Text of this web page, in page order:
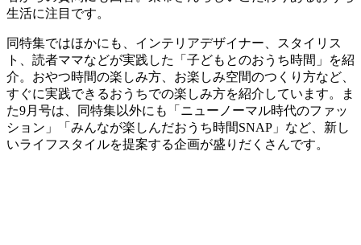
生活に注目です。
同特集ではほかにも、インテリアデザイナー、スタイリス
ト、読者ママなどが実践した「子どもとのおうち時間」を紹
介。おやつ時間の楽しみ方、お楽しみ空間のつくり方など、
すぐに実践できるおうちでの楽しみ方を紹介しています。ま
た9月号は、同特集以外にも「ニューノーマル時代のファッ
ション」「みんなが楽しんだおうち時間SNAP」など、新し
いライフスタイルを提案する企画が盛りだくさんです。